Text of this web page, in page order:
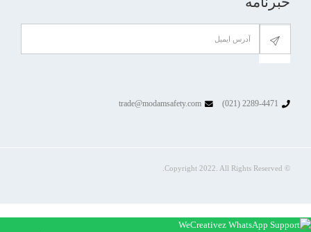
trade@modamsafety.com
© Copyright 2022. All Rights Reserved.